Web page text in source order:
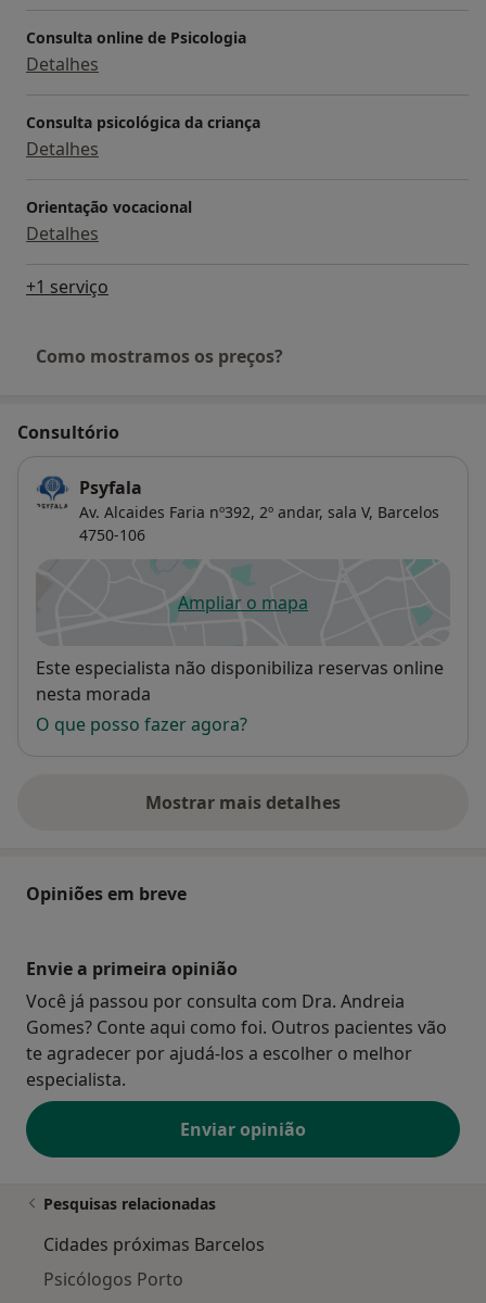
Consulta online de Psicologia
Detalhes
Consulta psicológica da criança
Detalhes
Orientação vocacional
Detalhes
+1 serviço
Como mostramos os preços?
Consultório
Psyfala
Av. Alcaides Faria nº392, 2º andar, sala V, Barcelos
4750-106
Ampliar o mapaabre num novo separador
Disponibilidade
Este especialista não disponibiliza reservas online
nesta morada
O que posso fazer agora?
Mostrar mais detalhes
sobre o endereço
Opiniões em breve
Envie a primeira opinião
Você já passou por consulta com Dra. Andreia
Gomes? Conte aqui como foi. Outros pacientes vão
te agradecer por ajudá-los a escolher o melhor
especialista.
Enviar opinião
Pesquisas relacionadas
Cidades próximas Barcelos
Psicólogos Porto